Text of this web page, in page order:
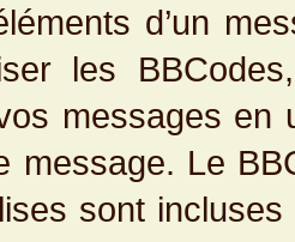
d’un
les
messages en
message. Le
sont